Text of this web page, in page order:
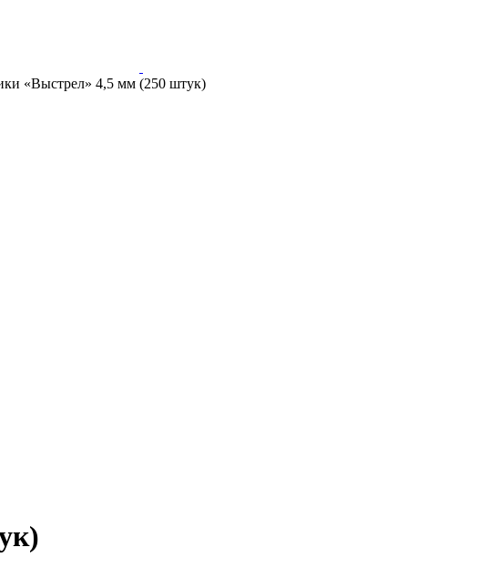
«Выстрел» 4,5 мм (250 штук)